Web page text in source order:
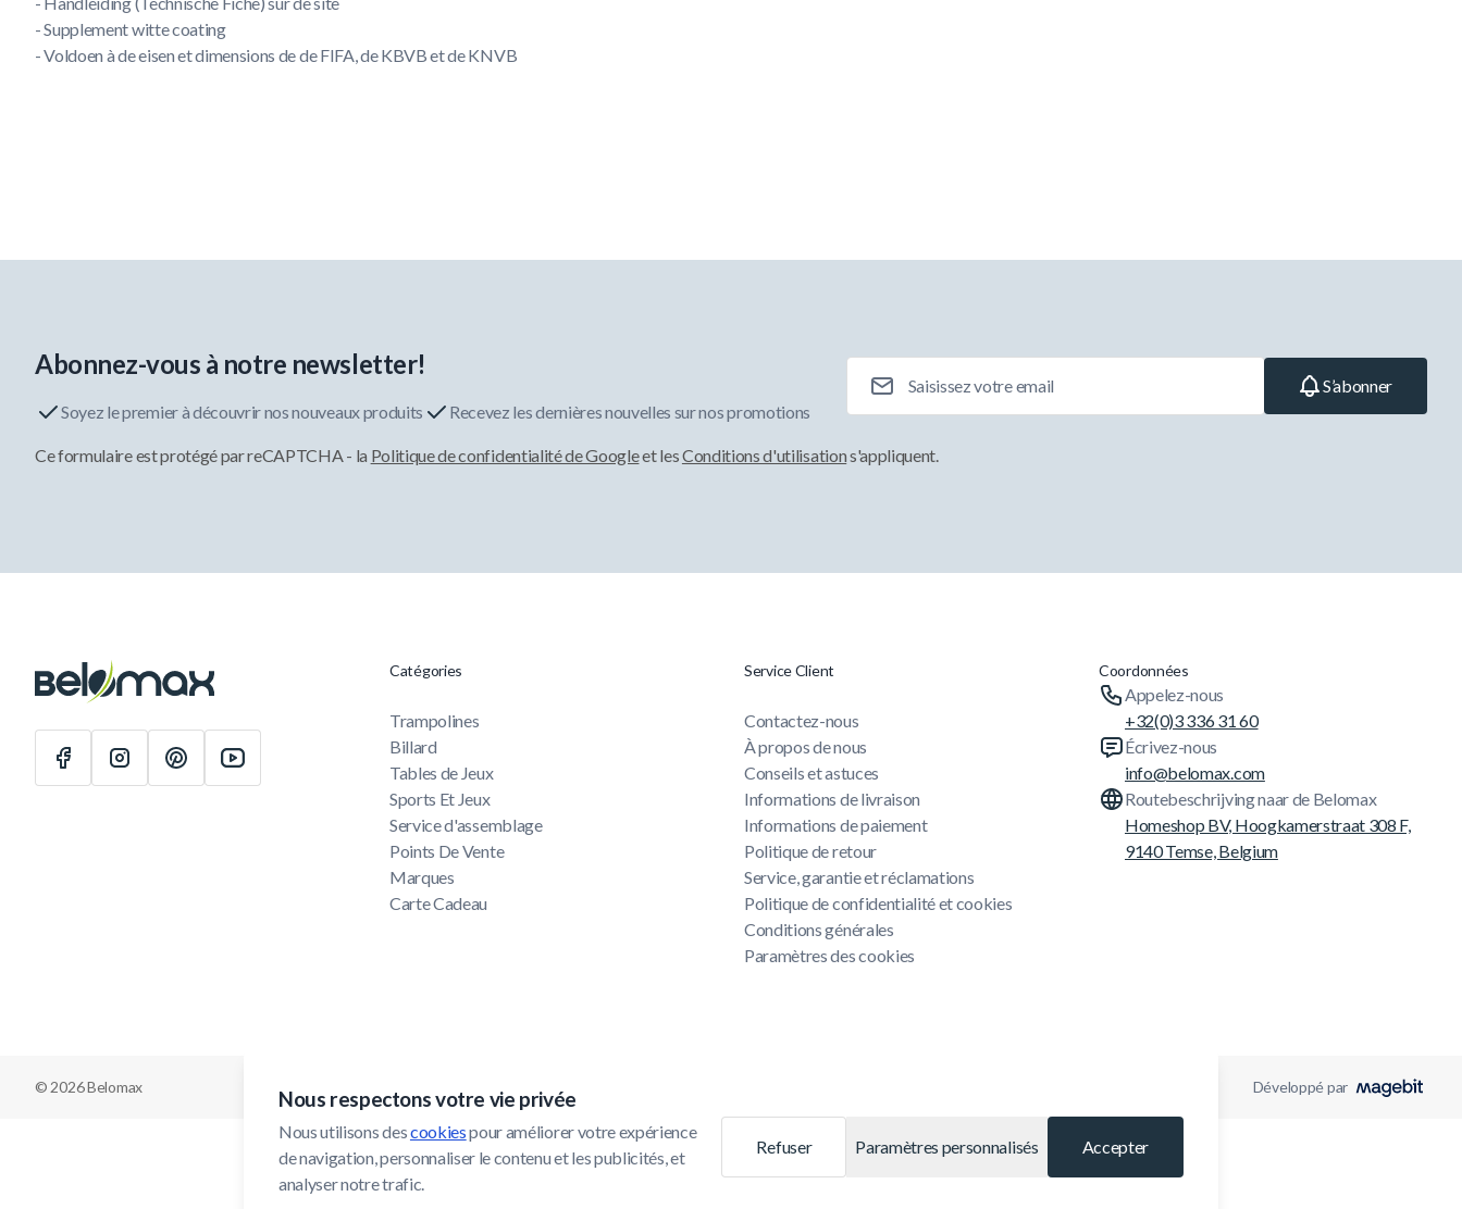
- Supplement witte coating
- Voldoen à de eisen et dimensions de de FIFA, de KBVB et de KNVB
Nous respectons votre vie privée
Nous utilisons des cookies pour améliorer votre expérience
de navigation, personnaliser le contenu et les publicités, et
analyser notre trafic.
Refuser Paramètres personnalisés Accepter
Abonnez-vous à notre newsletter!
Soyez le premier à découvrir nos nouveaux produits Recevez les dernières nouvelles sur nos promotions
S’abonner
Ce formulaire est protégé par reCAPTCHA - la Politique de confidentialité de Googleet lesConditions d'utilisations'appliquent.
Catégories
Trampolines
Billard
Tables de Jeux
Sports Et Jeux
Service d'assemblage
Points De Vente
Marques
Carte Cadeau
Service Client
Contactez-nous
À propos de nous
Conseils et astuces
Informations de livraison
Informations de paiement
Politique de retour
Service, garantie et réclamations
Politique de confidentialité et cookies
Conditions générales
Paramètres des cookies
Coordonnées
Appelez-nous
+32(0)3 336 31 60
Écrivez-nous
info@belomax.com
Routebeschrijving naar de Belomax
Homeshop BV, Hoogkamerstraat 308 F,
9140 Temse, Belgium
© 2026 Belomax Développé par